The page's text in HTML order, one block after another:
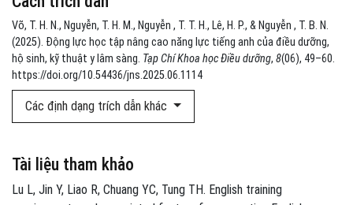
Võ, T. H. N., Nguyễn, T. H. M., Nguyễn , T. T. H., Lê, H. P., & Nguyễn , T. B. N.
(2025). Động lực học tập nâng cao năng lực tiếng anh của điều dưỡng,
hộ sinh, kỹ thuật y lâm sàng. Tạp Chí Khoa học Điều dưỡng, 8(06), 49–60.
https://doi.org/10.54436/jns.2025.06.1114
Các định dạng trích dẫn khác
Tài liệu tham khảo
Lu L, Jin Y, Liao R, Chuang YC, Tung TH. English training